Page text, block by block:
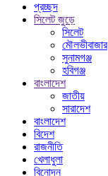
প্রচ্ছদ
সিলেট জুড়ে
সিলেট
মৌলভীবাজার
সুনামগঞ্জ
হবিগঞ্জ
বাংলাদেশ
জাতীয়
সারাদেশ
বাংলাদেশ
বিদেশ
রাজনীতি
খেলাধুলা
বিনোদন